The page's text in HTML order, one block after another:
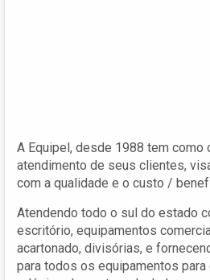
A Equipel, desde 1988 tem como
atendimento de seus clientes,
com a qualidade e o custo /
Atendendo todo o sul do estado
escritório, equipamentos
acartonado, divisórias, e
para todos os equipamentos